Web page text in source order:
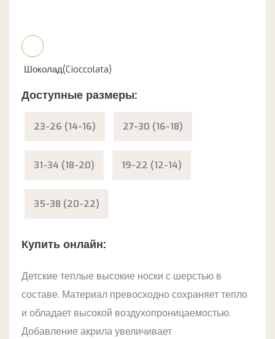
Шоколад(Cioccolata)
Доступные размеры:
23-26 (14-16) 27-30 (16-18)
31-34 (18-20) 19-22 (12-14)
35-38 (20-22)
Купить онлайн:
Детские теплые высокие носки с шерстью в
составе. Материал превосходно сохраняет тепло
и обладает высокой воздухопроницаемостью.
Добавление акрила увеличивает